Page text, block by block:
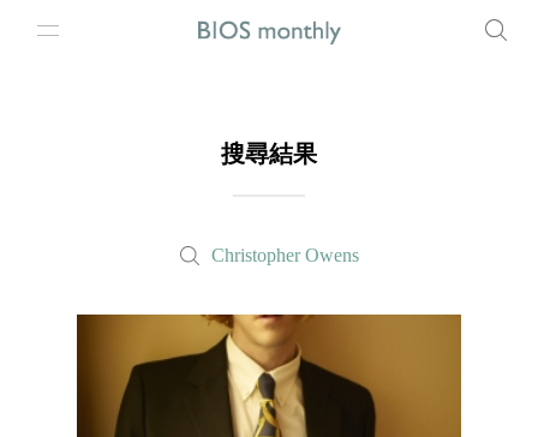
搜尋結果
Christopher Owens